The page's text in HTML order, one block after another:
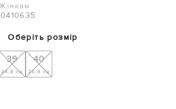
Оберіть розмір
39
24,8 см
40
25,4 см